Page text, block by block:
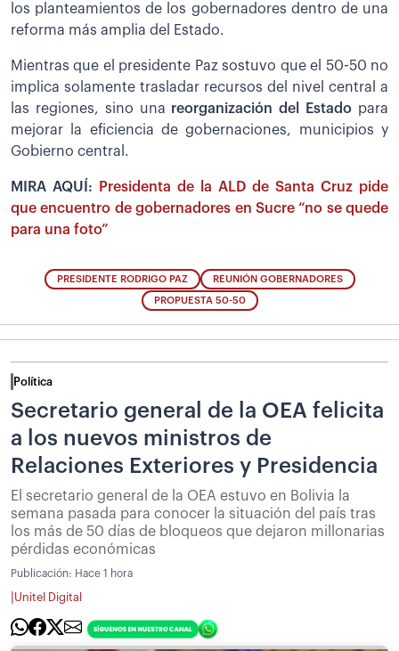
los planteamientos de los gobernadores dentro de una
reforma más amplia del Estado.
Mientras que el presidente Paz sostuvo que el 50-50 no
implica solamente trasladar recursos del nivel central a
las regiones, sino una reorganización del Estado para
mejorar la eficiencia de gobernaciones, municipios y
Gobierno central.
MIRA AQUÍ:
Presidenta de la ALD de Santa Cruz pide
que encuentro de gobernadores en Sucre “no se quede
para una foto”
PRESIDENTE RODRIGO PAZ REUNIÓN GOBERNADORES
PROPUESTA 50-50
Política
Secretario general de la OEA felicita
a los nuevos ministros de
Relaciones Exteriores y Presidencia
El secretario general de la OEA estuvo en Bolivia la
semana pasada para conocer la situación del país tras
los más de 50 días de bloqueos que dejaron millonarias
pérdidas económicas
Publicación: Hace 1 hora
Unitel Digital